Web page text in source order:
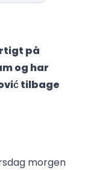
på
og har
tilbage
morgen